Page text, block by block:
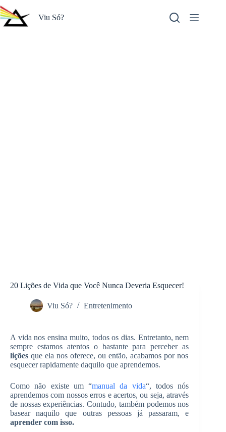
Pular
para
o
Viu Só?
20 Lições de Vida que Você Nunca Deveria Esquecer!
Viu Só? Entretenimento
A vida nos ensina muito, todos os dias. Entretanto, nem
sempre estamos atentos o bastante para perceber as
lições que ela nos oferece, ou então, acabamos por nos
esquecer rapidamente daquilo que aprendemos.
Como não existe um “manual da vida“, todos nós
aprendemos com nossos erros e acertos, ou seja, através
de nossas experiências. Contudo, também podemos nos
basear naquilo que outras pessoas já passaram, e
aprender com isso.